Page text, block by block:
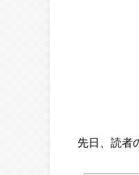
先日、読者